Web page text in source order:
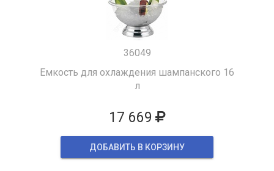
36049
Емкость для охлаждения шампанского 16
л
17 669
ДОБАВИТЬ В КОРЗИНУ